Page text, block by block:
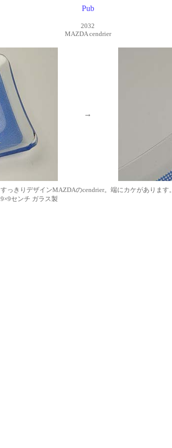
Pub
2032
MAZDA cendrier
→
すっきりデザインMAZDAのcendrier。端にカケがあります。
9×9センチ ガラス製